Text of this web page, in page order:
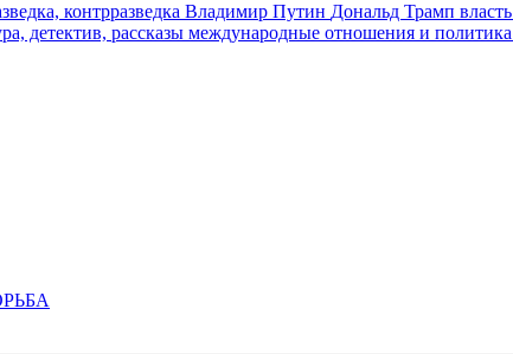
контрразведка Владимир Путин Дональд Трамп власть
детектив, рассказы международные отношения и политика